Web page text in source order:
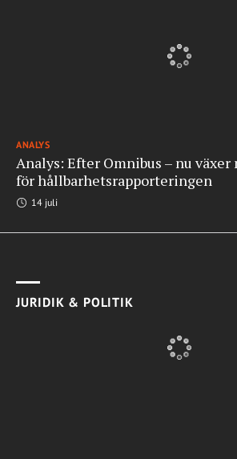
ANALYS
Analys: Efter Omnibus – nu växer
för hållbarhetsrapporteringen
14 juli
JURIDIK & POLITIK